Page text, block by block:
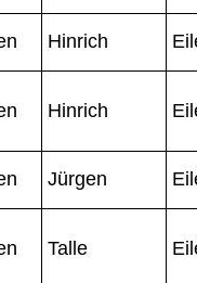
Hinrich
Hinrich
Jürgen
Talle